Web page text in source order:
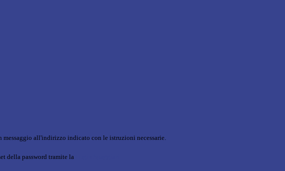
messaggio all'indirizzo indicato con le istruzioni necessarie.
della password tramite la